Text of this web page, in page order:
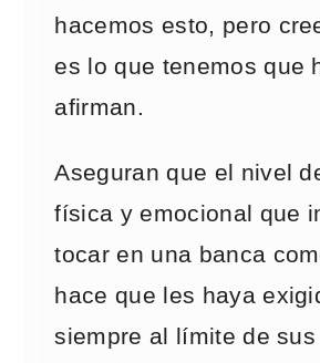
hacemos esto, pero
es lo que tenemos que
afirman.
Aseguran que el nivel
física y emocional que
tocar en una banca
hace que les haya
siempre al límite de sus